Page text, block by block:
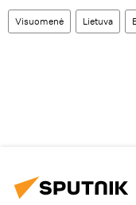
Visuomenė Lietuva